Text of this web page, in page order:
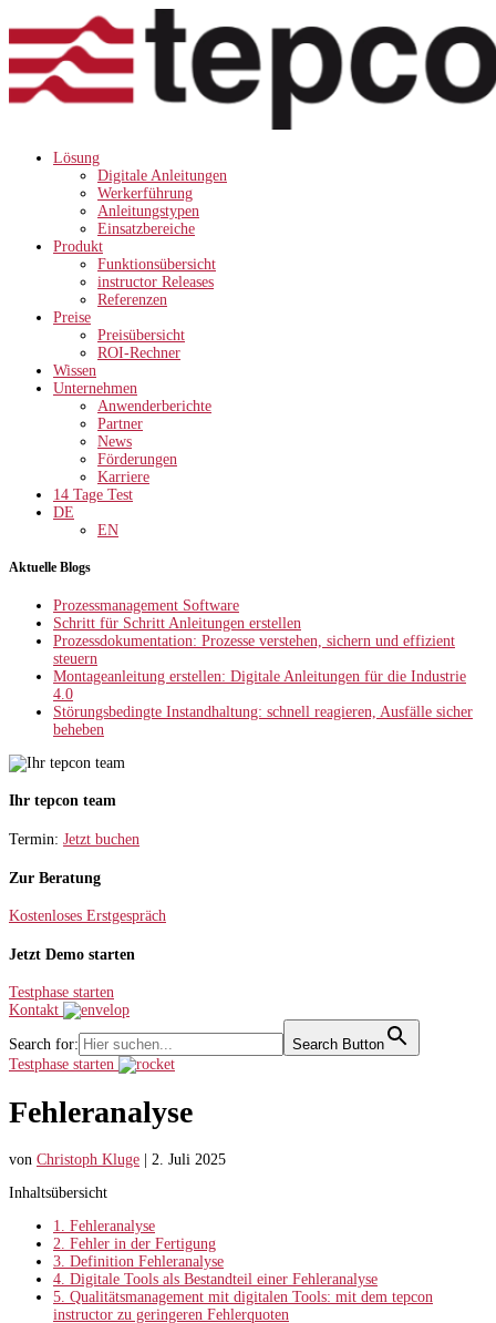
Lösung
Digitale Anleitungen
Werkerführung
Anleitungstypen
Einsatzbereiche
Produkt
Funktionsübersicht
instructor Releases
Referenzen
Preise
Preisübersicht
ROI-Rechner
Wissen
Unternehmen
Anwenderberichte
Partner
News
Förderungen
Karriere
14 Tage Test
DE
EN
Aktuelle Blogs
Prozessmanagement Software
Schritt für Schritt Anleitungen erstellen
Prozessdokumentation: Prozesse verstehen, sichern und effizient
steuern
Montageanleitung erstellen: Digitale Anleitungen für die Industrie
4.0
Störungsbedingte Instandhaltung: schnell reagieren, Ausfälle sicher
beheben
Ihr tepcon team
Termin: Jetzt buchen
Zur Beratung
Kostenloses Erstgespräch
Jetzt Demo starten
Testphase starten
Kontakt
Search for:
Search Button
Testphase starten
Fehleranalyse
von Christoph Kluge
2. Juli 2025
Inhaltsübersicht
1.
Fehleranalyse
2. Fehler in der Fertigung
3. Definition Fehleranalyse
4. Digitale Tools als Bestandteil einer Fehleranalyse
5. Qualitätsmanagement mit digitalen Tools: mit dem tepcon
instructor zu geringeren Fehlerquoten